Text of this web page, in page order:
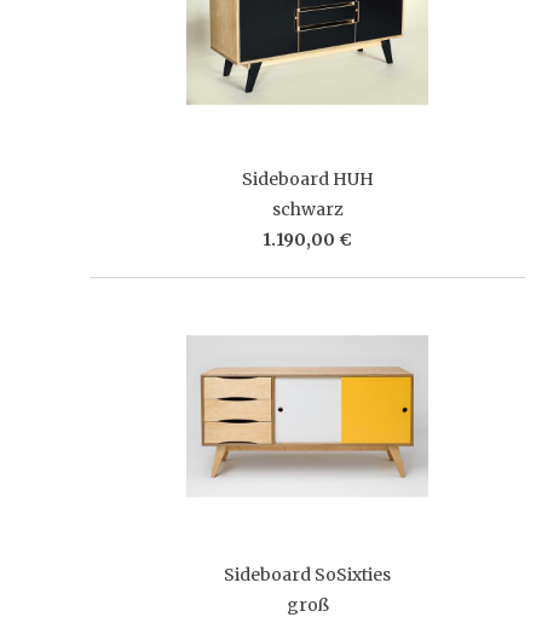
Sideboard HUH
schwarz
1.190,00 €
Sideboard SoSixties
groß